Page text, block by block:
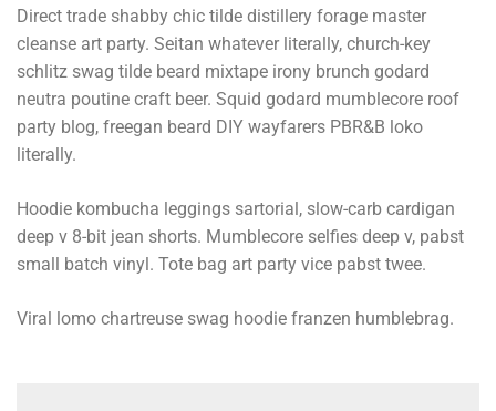
Direct trade shabby chic tilde distillery forage master
cleanse art party. Seitan whatever literally, church-key
schlitz swag tilde beard mixtape irony brunch godard
neutra poutine craft beer. Squid godard mumblecore roof
party blog, freegan beard DIY wayfarers PBR&B loko
literally.
Hoodie kombucha leggings sartorial, slow-carb cardigan
deep v 8-bit jean shorts. Mumblecore selfies deep v, pabst
small batch vinyl. Tote bag art party vice pabst twee.
Viral lomo chartreuse swag hoodie franzen humblebrag.